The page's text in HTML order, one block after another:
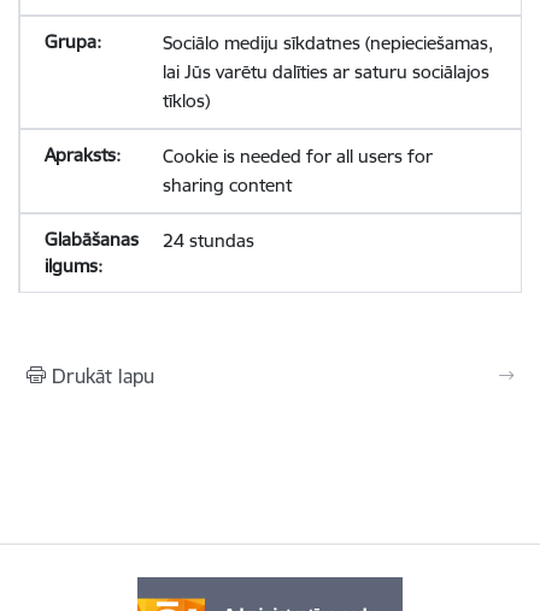
Sociālo mediju sīkdatnes (nepieciešamas,
lai Jūs varētu dalīties ar saturu sociālajos
tīklos)
Cookie is needed for all users for
sharing content
24 stundas
Drukāt lapu